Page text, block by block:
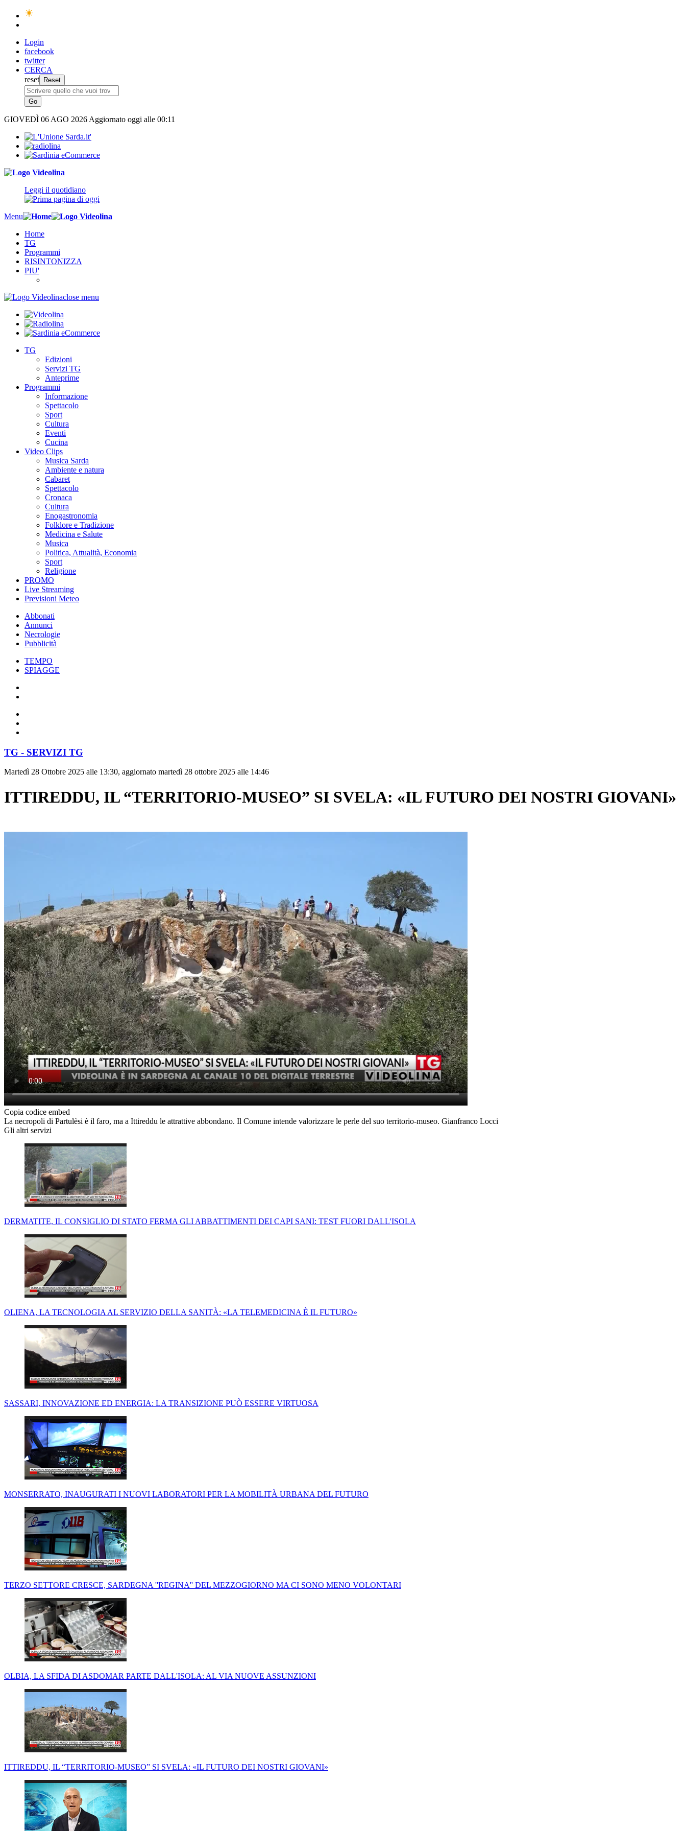
Login
facebook
twitter
CERCA
reset
GIOVEDÌ 06 AGO 2026 Aggiornato oggi alle 00:11
Leggi il quotidiano
Menu
Home
TG
Programmi
RISINTONIZZA
PIU'
close menu
TG
Edizioni
Servizi TG
Anteprime
Programmi
Informazione
Spettacolo
Sport
Cultura
Eventi
Cucina
Video Clips
Musica Sarda
Ambiente e natura
Cabaret
Spettacolo
Cronaca
Cultura
Enogastronomia
Folklore e Tradizione
Medicina e Salute
Musica
Politica, Attualità, Economia
Sport
Religione
PROMO
Live Streaming
Previsioni Meteo
Abbonati
Annunci
Necrologie
Pubblicità
TEMPO
SPIAGGE
TG - SERVIZI TG
Martedì 28 Ottobre 2025 alle 13:30, aggiornato martedì 28 ottobre 2025 alle 14:46
ITTIREDDU, IL “TERRITORIO-MUSEO” SI SVELA: «IL FUTURO DEI NOSTRI GIOVANI»
Copia codice embed
La necropoli di Partulèsi è il faro, ma a Ittireddu le attrattive abbondano. Il Comune intende valorizzare le perle del suo territorio-museo. Gianfranco Locci
Gli altri servizi
DERMATITE, IL CONSIGLIO DI STATO FERMA GLI ABBATTIMENTI DEI CAPI SANI: TEST FUORI DALL'ISOLA
OLIENA, LA TECNOLOGIA AL SERVIZIO DELLA SANITÀ: «LA TELEMEDICINA È IL FUTURO»
SASSARI, INNOVAZIONE ED ENERGIA: LA TRANSIZIONE PUÒ ESSERE VIRTUOSA
MONSERRATO, INAUGURATI I NUOVI LABORATORI PER LA MOBILITÀ URBANA DEL FUTURO
TERZO SETTORE CRESCE, SARDEGNA ''REGINA'' DEL MEZZOGIORNO MA CI SONO MENO VOLONTARI
OLBIA, LA SFIDA DI ASDOMAR PARTE DALL'ISOLA: AL VIA NUOVE ASSUNZIONI
ITTIREDDU, IL “TERRITORIO-MUSEO” SI SVELA: «IL FUTURO DEI NOSTRI GIOVANI»